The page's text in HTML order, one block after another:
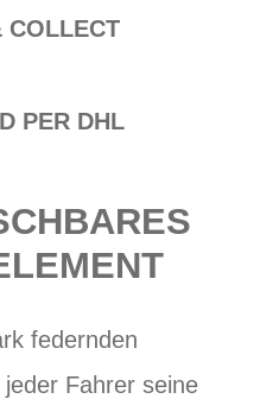
COLLECT
PER DHL
federnden
Fahrer seine